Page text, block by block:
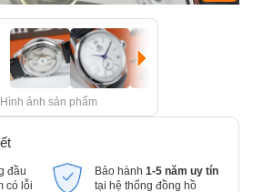
Hình ảnh sản phẩm
đầu
có lỗi
Bảo hành 1-5 năm uy tín
tại hệ thống đồng hồ